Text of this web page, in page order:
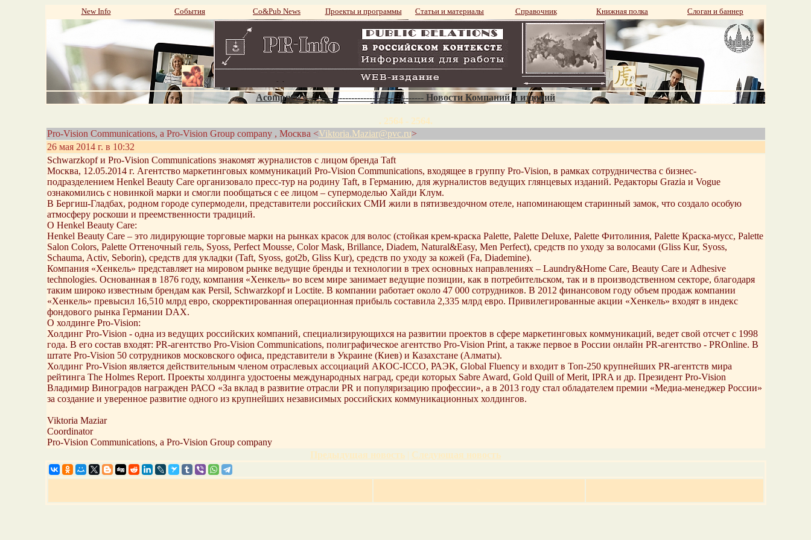
New Info События Со&Pub News Проекты и программы Статьи и материалы Справочник Книжная полка Слоган и баннер
Acompnews--------------------------------------- Новости Компаний и изданий
. 2564 - 2564.
Pro-Vision Communications, a Pro-Vision Group company , Москва <Viktoria.Maziar@pvc.ru>
26 мая 2014 г. в 10:32
Schwarzkopf и Pro-Vision Communications знакомят журналистов с лицом бренда Taft
Москва, 12.05.2014 г. Агентство маркетинговых коммуникаций Pro-Vision Communications, входящее в группу Pro-Vision, в рамках сотрудничества с бизнес-
подразделением Henkel Beauty Care организовало пресс-тур на родину Taft, в Германию, для журналистов ведущих глянцевых изданий. Редакторы Grazia и Vogue
ознакомились с новинкой марки и смогли пообщаться с ее лицом – супермоделью Хайди Клум.
В Бергиш-Гладбах, родном городе супермодели, представители российских СМИ жили в пятизвездочном отеле, напоминающем старинный замок, что создало особую
атмосферу роскоши и преемственности традиций.
О Henkel Beauty Care:
Henkel Beauty Care – это лидирующие торговые марки на рынках красок для волос (стойкая крем-краска Palette, Palette Deluxe, Palette Фитолиния, Palette Краска-мусс, Palette
Salon Colors, Palette Оттеночный гель, Syoss, Perfect Mousse, Сolor Mask, Brillance, Diadem, Natural&Easy, Men Perfect), средств по уходу за волосами (Gliss Kur, Syoss,
Schauma, Activ, Seborin), средств для укладки (Taft, Syoss, got2b, Gliss Kur), средств по уходу за кожей (Fa, Diademine).
Компания «Хенкель» представляет на мировом рынке ведущие бренды и технологии в трех основных направлениях – Laundry&Home Care, Beauty Care и Adhesive
technologies. Основанная в 1876 году, компания «Хенкель» во всем мире занимает ведущие позиции, как в потребительском, так и в производственном секторе, благодаря
таким широко известным брендам как Persil, Schwarzkopf и Loctite. В компании работает около 47 000 сотрудников. В 2012 финансовом году объем продаж компании
«Хенкель» превысил 16,510 млрд евро, скорректированная операционная прибыль составила 2,335 млрд евро. Привилегированные акции «Хенкель» входят в индекс
фондового рынка Германии DAX.
О холдинге Pro-Vision:
Холдинг Pro-Vision - одна из ведущих российских компаний, специализирующихся на развитии проектов в сфере маркетинговых коммуникаций, ведет свой отсчет с 1998
года. В его состав входят: PR-агентство Pro-Vision Communications, полиграфическое агентство Pro-Vision Print, а также первое в России онлайн PR-агентство - PROnline. В
штате Pro-Vision 50 сотрудников московского офиса, представители в Украине (Киев) и Казахстане (Алматы).
Холдинг Pro-Vision является действительным членом отраслевых ассоциаций АКОС-ICCO, РАЭК, Global Fluency и входит в Топ-250 крупнейших PR-агентств мира
рейтинга The Holmes Report. Проекты холдинга удостоены международных наград, среди которых Sabre Award, Gold Quill of Merit, IPRA и др. Президент Pro-Vision
Владимир Виноградов награжден РАСО «За вклад в развитие отрасли PR и популяризацию профессии», а в 2013 году стал обладателем премии «Медиа-менеджер России»
за создание и уверенное развитие одного из крупнейших независимых российских коммуникационных холдингов.
Viktoria Maziar
Coordinator
Pro-Vision Communications, a Pro-Vision Group company
Предыдущая новость | Следующая новость